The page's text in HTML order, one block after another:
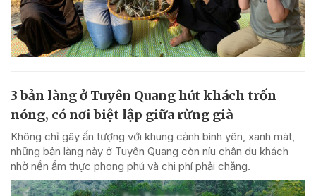
3 bản làng ở Tuyên Quang hút khách trốn
nóng, có nơi biệt lập giữa rừng già
Không chỉ gây ấn tượng với khung cảnh bình yên, xanh mát,
những bản làng này ở Tuyên Quang còn níu chân du khách
nhờ nền ẩm thực phong phú và chi phí phải chăng.